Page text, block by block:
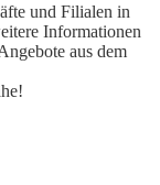
und Filialen in
Informationen
aus dem